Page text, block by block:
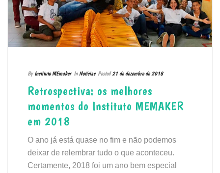
By Instituto MEmaker In Notícias Posted 21 de dezembro de 2018
Retrospectiva: os melhores
momentos do Instituto MEMAKER
em 2018
O ano já está quase no fim e não podemos
deixar de relembrar tudo o que aconteceu.
Certamente, 2018 foi um ano bem especial